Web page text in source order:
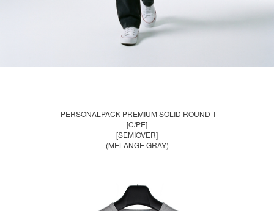
-PERSONALPACK PREMIUM SOLID ROUND-T
[C/PE]
[SEMIOVER]
(MELANGE GRAY)